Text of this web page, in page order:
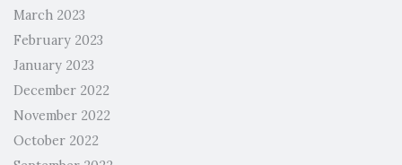
March 2023
February 2023
January 2023
December 2022
November 2022
October 2022